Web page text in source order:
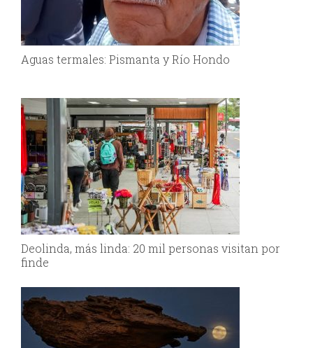
Aguas termales: Pismanta y Río Hondo
Deolinda, más linda: 20 mil personas visitan por
finde